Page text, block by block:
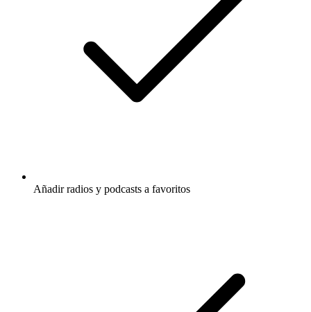
Añadir radios y podcasts a favoritos